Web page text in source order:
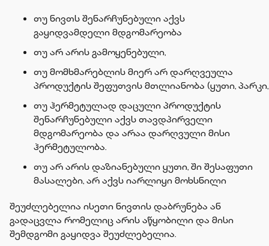
თუ ნივთს შენარჩუნებული აქვს
გაყიდვამდელი მდგომარეობა
თუ არ არის გამოყენებული,
თუ მომხმარებლის მიერ არ დარღვეულა
პროდუქტის შეფუთვის მთლიანობა (ყუთი,
თუ ჰერმეტულად დაცული პროდუქტის
შენარჩუნებული აქვს თავდპირველი
მდგომარეობა და არაა დარღვული მისი
ჰერმეტულობა.
თუ არ არის დაზიანებული ყუთი, ში შესაფუთი
მასალები, არ აქვს იარლიყი მოხსნილი
შეუძლებელია ისეთი ნივთის დაბრუნება ან
გადაცვლა რომელიც არის აწყობილი და მისი
შემდგომი გაყიდვა შეუძლებელია.